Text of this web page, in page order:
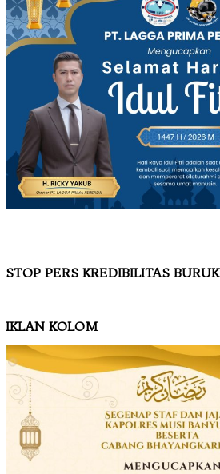
STOP PERS KREDIBILITAS BURUK
IKLAN KOLOM